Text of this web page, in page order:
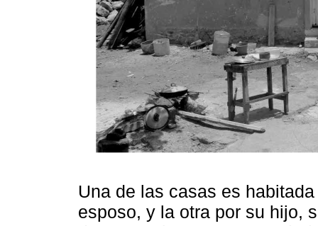
Una de las casas es
esposo, y la otra por su hijo,